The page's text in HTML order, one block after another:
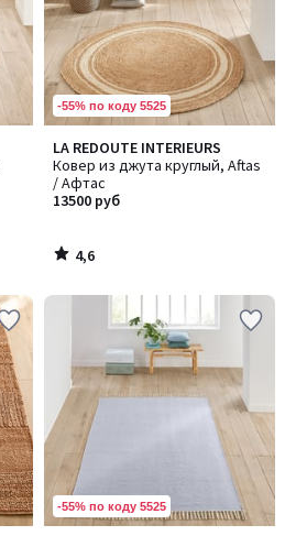
-55% по коду 5525
LA REDOUTE INTERIEURS
Ковер из джута круглый, Aftas
/ Афтас
13500 руб
4,6
/ 5
4,6
/
-55% по коду 5525